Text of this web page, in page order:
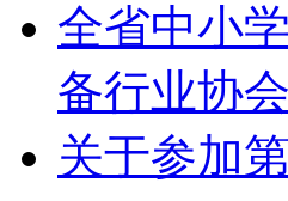
全省中小
备行业协
关于参加